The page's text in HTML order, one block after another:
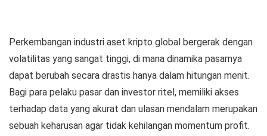
Perkembangan industri aset kripto global bergerak dengan
volatilitas yang sangat tinggi, di mana dinamika pasarnya
dapat berubah secara drastis hanya dalam hitungan menit.
Bagi para pelaku pasar dan investor ritel, memiliki akses
terhadap data yang akurat dan ulasan mendalam merupakan
sebuah keharusan agar tidak kehilangan momentum profit.